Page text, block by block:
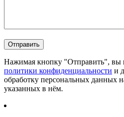
Нажимая кнопку "Отправить", вы
политики конфиденциальности и
обработку персональных данных
указанных в нём.